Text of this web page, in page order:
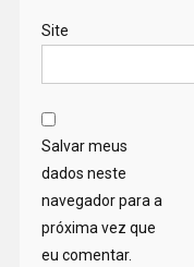
Site
Salvar meus
dados neste
navegador para a
próxima vez que
eu comentar.